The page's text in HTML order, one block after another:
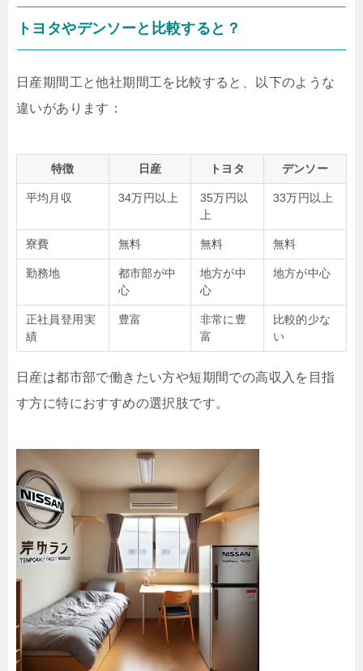
トヨタやデンソーと比較すると？
日産期間工と他社期間工を比較すると、以下のような
違いがあります：
特徴 日産 トヨタ デンソー
平均月収 34万円以上
35万円以
上
33万円以上
寮費 無料 無料 無料
勤務地
都市部が中
心
地方が中
心
地方が中心
正社員登用実
績
豊富
非常に豊
富
比較的少な
い
日産は都市部で働きたい方や短期間での高収入を目指
す方に特におすすめの選択肢です。